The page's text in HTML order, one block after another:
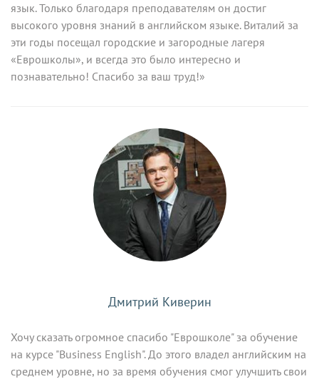
язык. Только благодаря преподавателям он достиг
высокого уровня знаний в английском языке. Виталий за
эти годы посещал городские и загородные лагеря
«Еврошколы», и всегда это было интересно и
познавательно! Спасибо за ваш труд!»
Дмитрий Киверин
Хочу сказать огромное спасибо "Еврошколе" за обучение
на курсе "Business English". До этого владел английским на
среднем уровне, но за время обучения смог улучшить свои